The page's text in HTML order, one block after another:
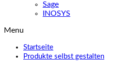
Sage
INOSYS
Menu
Startseite
Produkte selbst gestalten